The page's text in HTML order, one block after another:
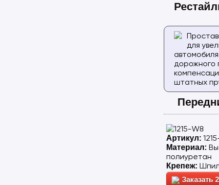
для
дорожного
штатных
Артикул:
Материал:
полиуретан
Крепеж: